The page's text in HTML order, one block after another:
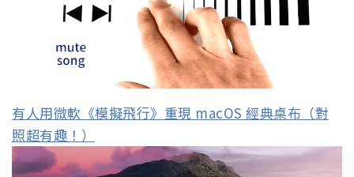
有人用微軟《模擬飛行》重現 macOS 經典桌布（對
照超有趣！）